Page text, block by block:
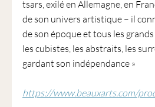
tsars, exilé en Allemagne, en
de son univers artistique – il
de son époque et tous les
les cubistes, les abstraits, les
gardant son indépendance »
https://www.beauxarts.com/